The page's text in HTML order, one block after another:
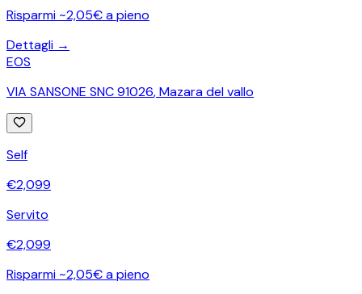
Risparmi ~2,05€ a pieno
Dettagli →
EOS
VIA SANSONE SNC 91026,Mazara del vallo
Self
€2,099
Servito
€2,099
Risparmi ~2,05€ a pieno